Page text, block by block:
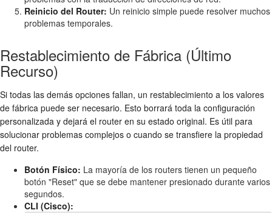
Reinicio del Router: Un reinicio simple puede resolver muchos
problemas temporales.
Restablecimiento de Fábrica (Último
Recurso)
Si todas las demás opciones fallan, un restablecimiento a los valores
de fábrica puede ser necesario. Esto borrará toda la configuración
personalizada y dejará el router en su estado original. Es útil para
solucionar problemas complejos o cuando se transfiere la propiedad
del router.
Botón Físico: La mayoría de los routers tienen un pequeño
botón "Reset" que se debe mantener presionado durante varios
segundos.
CLI (Cisco):